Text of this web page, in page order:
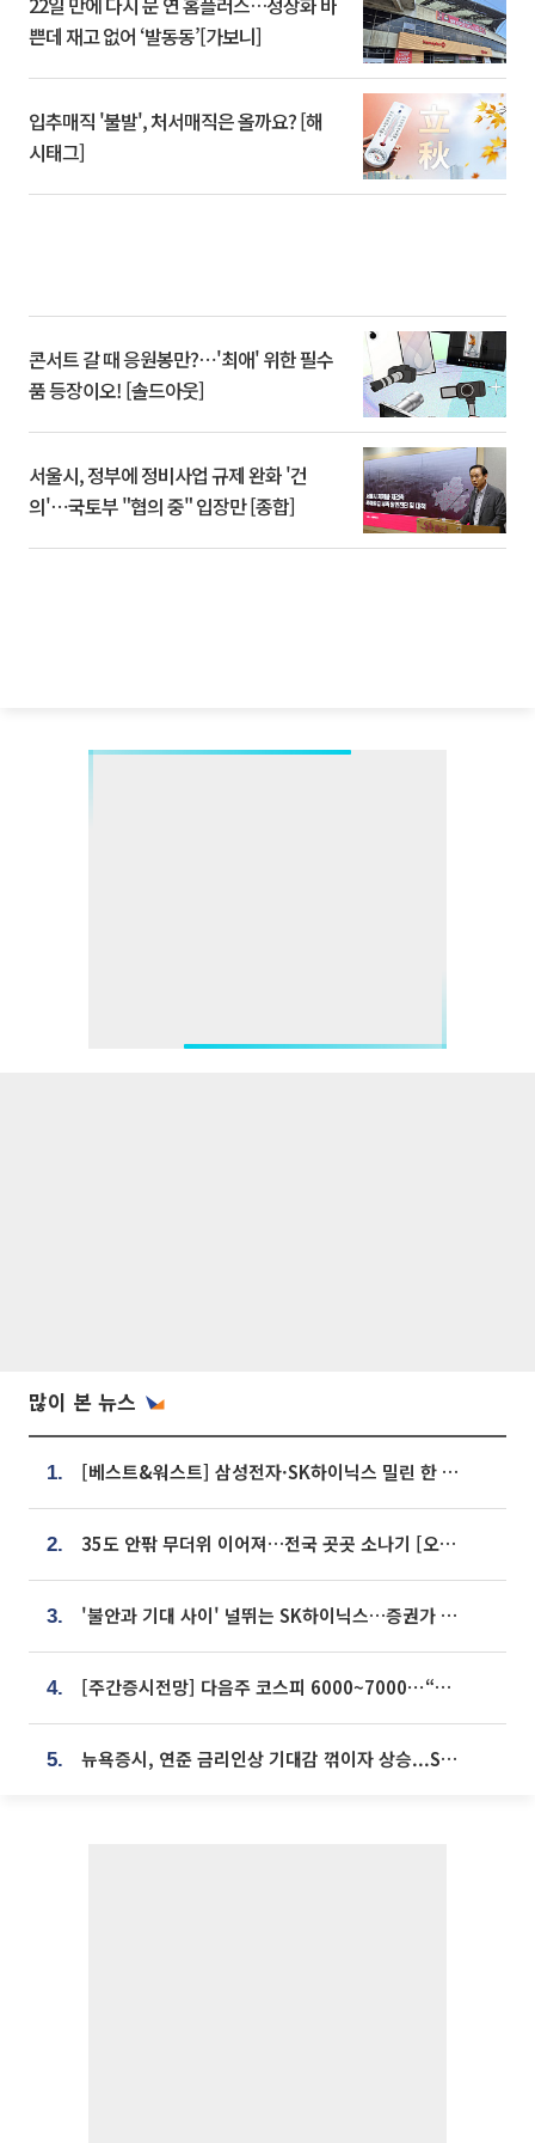
쁜데 재고 없어 ‘발동동’[가보니]
입추매직 '불발', 처서매직은 올까요? [해
시태그]
콘서트 갈 때 응원봉만?⋯'최애' 위한 필수
품 등장이오! [솔드아웃]
서울시, 정부에 정비사업 규제 완화 '건
의'⋯국토부 "협의 중" 입장만 [종합]
많이 본 뉴스
1. [베스트&워스트] 삼성전자·SK하이닉스 밀린 한 주…상상인증권은 85% 급등
2. 35도 안팎 무더위 이어져…전국 곳곳 소나기 [오늘 날씨]
3. '불안과 기대 사이' 널뛰는 SK하이닉스…증권가 "HBM4·LTA 기반 펀터멘털 견고"
4. [주간증시전망] 다음주 코스피 6000~7000⋯“外人 수급은 정책이 변수”
5. 뉴욕증시, 연준 금리인상 기대감 꺾이자 상승...S&P500 사상 최고치 [종합]